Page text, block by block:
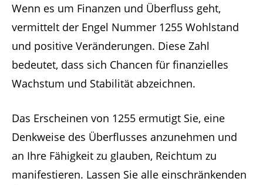
Wenn es um Finanzen und Überfluss geht,
vermittelt der Engel Nummer 1255 Wohlstand
und positive Veränderungen. Diese Zahl
bedeutet, dass sich Chancen für finanzielles
Wachstum und Stabilität abzeichnen.
Das Erscheinen von 1255 ermutigt Sie, eine
Denkweise des Überflusses anzunehmen und
an Ihre Fähigkeit zu glauben, Reichtum zu
manifestieren. Lassen Sie alle einschränkenden